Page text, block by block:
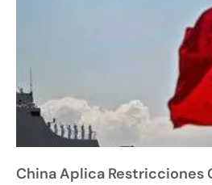
China Aplica Restricciones